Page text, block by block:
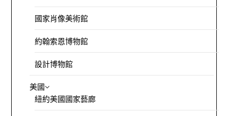
國家肖像美術館
約翰索恩博物館
設計博物館
美國
紐約美國國家藝廊